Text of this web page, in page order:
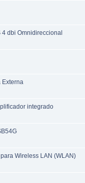
dbi Omnidireccional
Externa
integrado
Wireless LAN (WLAN)